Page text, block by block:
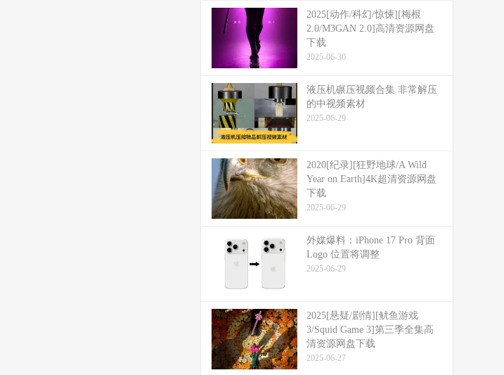
2025[动作/科幻/惊悚][梅根
2.0/M3GAN 2.0]高清资源网盘
下载
2025-06-30
液压机碾压视频合集 非常解压
的中视频素材
2025-06-29
2020[纪录][狂野地球/A Wild
Year on Earth]4K超清资源网盘
下载
2025-06-29
外媒爆料：​​iPhone 17 Pro 背面
Logo 位置将调整​​
2025-06-29
2025[悬疑/剧情][鱿鱼游戏
3/Squid Game 3]第三季全集高
清资源网盘下载
2025-06-27